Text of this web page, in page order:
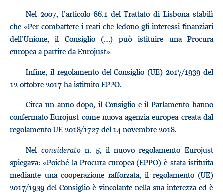
Nel 2007, l’articolo 86.1 del Trattato di Lisbona stabilì
che «Per combattere i reati che ledono gli interessi finanziari
dell’Unione, il Consiglio (…) può istituire una Procura
europea a partire da Eurojust».
Infine, il regolamento del Consiglio (UE) 2017/1939 del
12 ottobre 2017 ha istituito EPPO.
Circa un anno dopo, il Consiglio e il Parlamento hanno
confermato Eurojust come nuova agenzia europea creata dal
regolamento UE 2018/1727 del 14 novembre 2018.
Nel consideraton. 5, il nuovo regolamento Eurojust
spiegava: «Poiché la Procura europea (EPPO) è stata istituita
mediante una cooperazione rafforzata, il regolamento (UE)
2017/1939 del Consiglio è vincolante nella sua interezza ed è